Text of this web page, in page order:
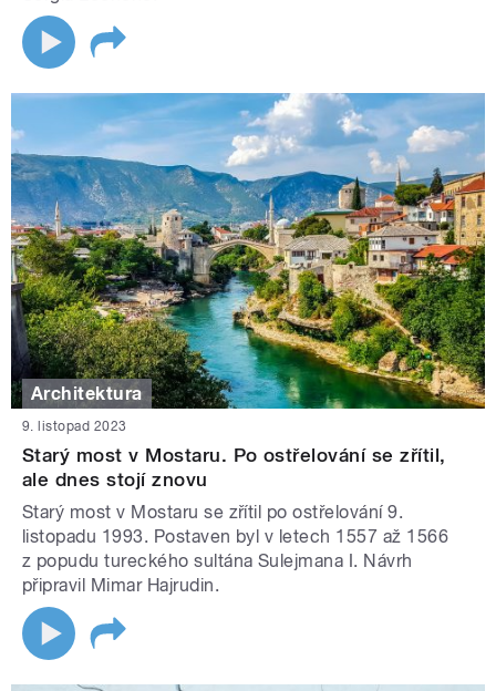
Architektura
9. listopad 2023
Starý most v Mostaru. Po ostřelování se zřítil,
ale dnes stojí znovu
Starý most v Mostaru se zřítil po ostřelování 9.
listopadu 1993. Postaven byl v letech 1557 až 1566
z popudu tureckého sultána Sulejmana I. Návrh
připravil Mimar Hajrudin.